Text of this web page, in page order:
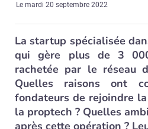
Lemardi 20 septembre 2022
La startup spécialisée
qui gère plus de 3
rachetée par le réseau
Quelles raisons ont
fondateurs de rejoindre
la proptech ? Quelles
après cette opération ?